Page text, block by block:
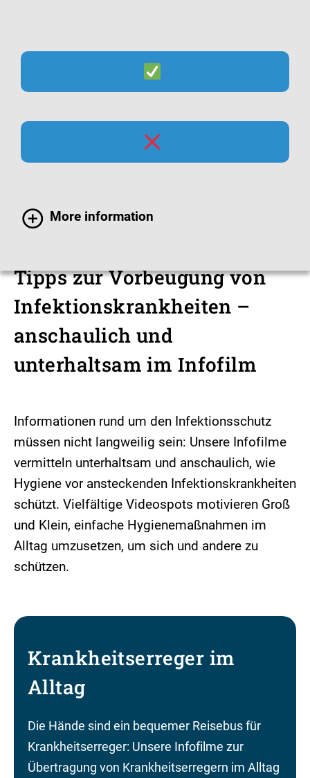
More information
Filme rund um
Infektionsschutz und
Hygiene
Tipps zur Vorbeugung von
Infektionskrankheiten –
anschaulich und
unterhaltsam im Infofilm
Informationen rund um den Infektionsschutz
müssen nicht langweilig sein: Unsere Infofilme
vermitteln unterhaltsam und anschaulich, wie
Hygiene vor ansteckenden Infektionskrankheiten
schützt. Vielfältige Videospots motivieren Groß
und Klein, einfache Hygienemaßnahmen im
Alltag umzusetzen, um sich und andere zu
schützen.
Krankheitserreger im
Alltag
Die Hände sind ein bequemer Reisebus für
Krankheitserreger: Unsere Infofilme zur
Übertragung von Krankheitserregern im Alltag